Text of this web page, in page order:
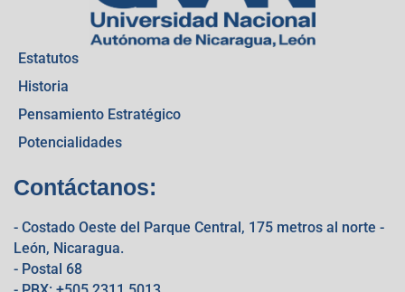
Estatutos
Historia
Pensamiento Estratégico
Potencialidades
Contáctanos:
- Costado Oeste del Parque Central, 175 metros al norte -
León, Nicaragua.
- Postal 68